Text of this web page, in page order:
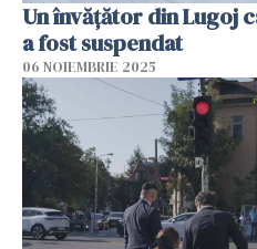
Un învățător din Lugoj
a fost suspendat
06 NOIEMBRIE 2025